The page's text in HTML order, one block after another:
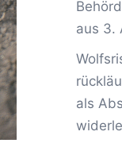
aus 3.
als